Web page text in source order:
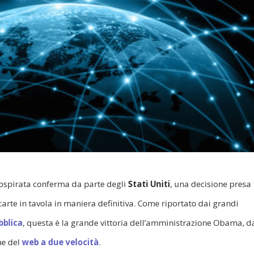
conferma da parte degli Stati Uniti, una decisione presa
in tavola in maniera definitiva. Come riportato dai grandi
, questa è la grande vittoria dell’amministrazione Obama,
del web a due velocità.